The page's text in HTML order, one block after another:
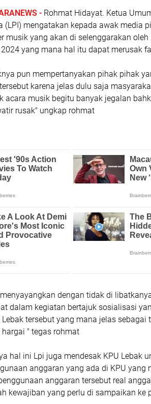
- Rohmat Hidayat. Ketua
(LPI) mengatakan kepada awak media
musik yang akan di selenggarakan oleh
yang mana hal itu dapat merusak
pun mempertanyakan pihak pihak
karena jelas dulu saja
acara musik begitu banyak jegalan
rusak" ungkap rohmat
dengan tidak di
dalam kegiatan bertajuk sosialisasi
Lebak tersebut yang mana jelas sebagai
" tegas rohmat
hal ini Lpi juga mendesak KPU Lebak
anggaran yang ada di KPU yang
anggaran tersebut real
kewajiban yang perlu di sampaikan ke